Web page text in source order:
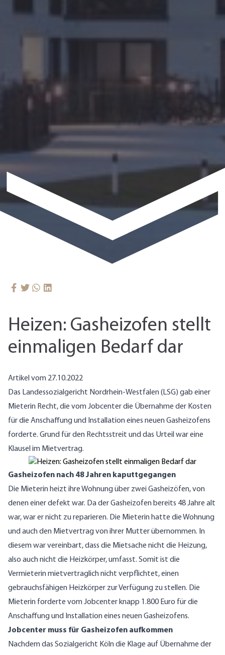
Heizen: Gasheizofen stellt
einmaligen Bedarf dar
Artikel vom 27.10.2022
Das Landessozialgericht Nordrhein-Westfalen (LSG) gab einer
Mieterin Recht, die vom Jobcenter die Übernahme der Kosten
für die Anschaffung und Installation eines neuen Gasheizofens
forderte. Grund für den Rechtsstreit und das Urteil war eine
Klausel im Mietvertrag.
Gasheizofen nach 48 Jahren kaputtgegangen
Die Mieterin heizt ihre Wohnung über zwei Gasheizöfen, von
denen einer defekt war. Da der Gasheizofen bereits 48 Jahre alt
war, war er nicht zu reparieren. Die Mieterin hatte die Wohnung
und auch den Mietvertrag von ihrer Mutter übernommen. In
diesem war vereinbart, dass die Mietsache nicht die Heizung,
also auch nicht die Heizkörper, umfasst. Somit ist die
Vermieterin mietvertraglich nicht verpflichtet, einen
gebrauchsfähigen Heizkörper zur Verfügung zu stellen. Die
Mieterin forderte vom Jobcenter knapp 1.800 Euro für die
Anschaffung und Installation eines neuen Gasheizofens.
Jobcenter muss für Gasheizofen aufkommen
Nachdem das Sozialgericht Köln die Klage auf Übernahme der